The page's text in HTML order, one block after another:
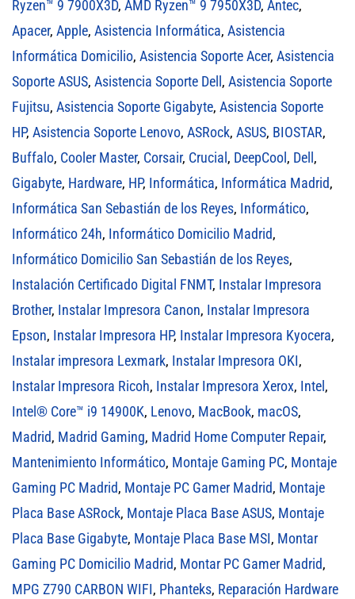
Ryzen™ 9 7900X3D, AMD Ryzen™ 9 7950X3D, Antec,
Apacer, Apple, Asistencia Informática, Asistencia
Informática Domicilio, Asistencia Soporte Acer, Asistencia
Soporte ASUS, Asistencia Soporte Dell, Asistencia Soporte
Fujitsu, Asistencia Soporte Gigabyte, Asistencia Soporte
HP, Asistencia Soporte Lenovo, ASRock, ASUS, BIOSTAR,
Buffalo, Cooler Master, Corsair, Crucial, DeepCool, Dell,
Gigabyte, Hardware, HP, Informática, Informática Madrid,
Informática San Sebastián de los Reyes, Informático,
Informático 24h, Informático Domicilio Madrid,
Informático Domicilio San Sebastián de los Reyes,
Instalación Certificado Digital FNMT, Instalar Impresora
Brother, Instalar Impresora Canon, Instalar Impresora
Epson, Instalar Impresora HP, Instalar Impresora Kyocera,
Instalar impresora Lexmark, Instalar Impresora OKI,
Instalar Impresora Ricoh, Instalar Impresora Xerox, Intel,
Intel® Core™ i9 14900K, Lenovo, MacBook, macOS,
Madrid, Madrid Gaming, Madrid Home Computer Repair,
Mantenimiento Informático, Montaje Gaming PC, Montaje
Gaming PC Madrid, Montaje PC Gamer Madrid, Montaje
Placa Base ASRock, Montaje Placa Base ASUS, Montaje
Placa Base Gigabyte, Montaje Placa Base MSI, Montar
Gaming PC Domicilio Madrid, Montar PC Gamer Madrid,
MPG Z790 CARBON WIFI, Phanteks, Reparación Hardware